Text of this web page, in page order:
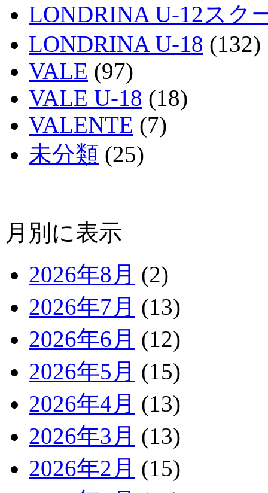
LONDRINA U-12スク
LONDRINA U-18 (132)
VALE (97)
VALE U-18 (18)
VALENTE (7)
未分類 (25)
月別に表示
2026年8月 (2)
2026年7月 (13)
2026年6月 (12)
2026年5月 (15)
2026年4月 (13)
2026年3月 (13)
2026年2月 (15)